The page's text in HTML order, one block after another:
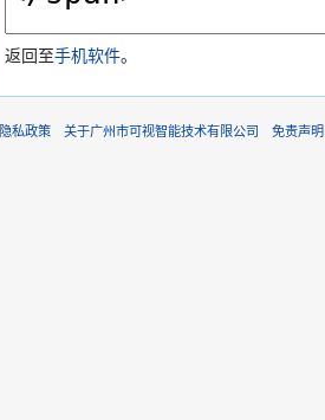
返回至手机软件。
隐私政策 关于广州市可视智能技术有限公司 免责声明